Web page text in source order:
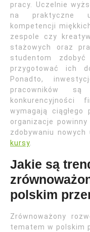
pracy. Uczelnie
na praktyczne
kompetencji
zespole czy
stażowych oraz
studentom
przygotować ich
Ponadto,
pracowników
konkurencyjności
wymagają ciągłego
organizacje
zdobywaniu
kursy.
Jakie są
polskim
Zrównoważony
tematem w polskim